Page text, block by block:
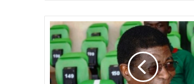
ok
E
q
u
i
p
e